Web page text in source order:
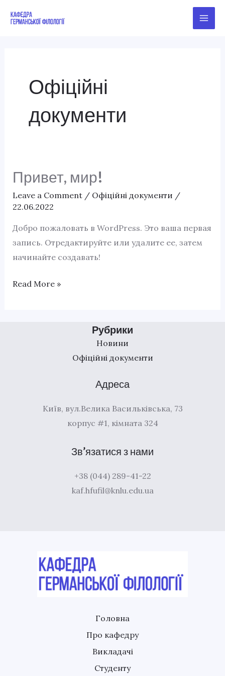
Main
Офіційні
документи
Привет, мир!
Leave a Comment / Офіційні документи /
22.06.2022
Добро пожаловать в WordPress. Это ваша первая
запись. Отредактируйте или удалите ее, затем
начинайте создавать!
Привет,
мир!
Read More »
Рубрики
Новини
Офіційні документи
Адреса
Київ, вул.Велика Васильківська, 73
корпус #1, кімната 324
Зв’язатися з нами
+38 (044) 289-41-22
kaf.hfufil@knlu.edu.ua
Головна
Про кафедру
Викладачі
Студенту